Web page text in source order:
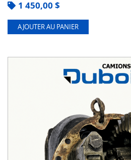
1 450,00 $
AJOUTER AU PANIER